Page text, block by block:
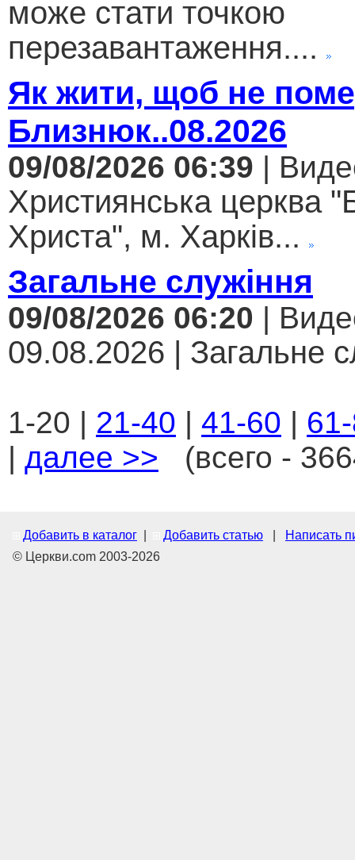
може стати точкою
перезавантаження....
Як жити, щоб не
Близнюк..08.2026
09/08/2026 06:39 |
Християнська церква
Христа", м. Харків...
Загальне служіння
09/08/2026 06:20 |
09.08.2026 | Загальне
1-20 | 21-40 | 41-60 |
| далее >> (всего -
Добавить в каталог Добавить статью
Написать
© Церкви.com 2003-2026